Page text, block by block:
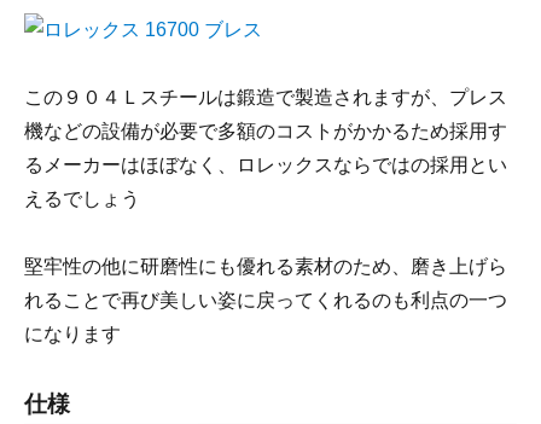
この９０４Ｌスチールは鍛造で製造されますが、プレス
機などの設備が必要で多額のコストがかかるため採用す
るメーカーはほぼなく、ロレックスならではの採用とい
えるでしょう
堅牢性の他に研磨性にも優れる素材のため、磨き上げら
れることで再び美しい姿に戻ってくれるのも利点の一つ
になります
仕様